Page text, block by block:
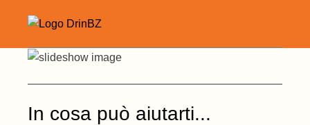
In cosa può aiutarti...